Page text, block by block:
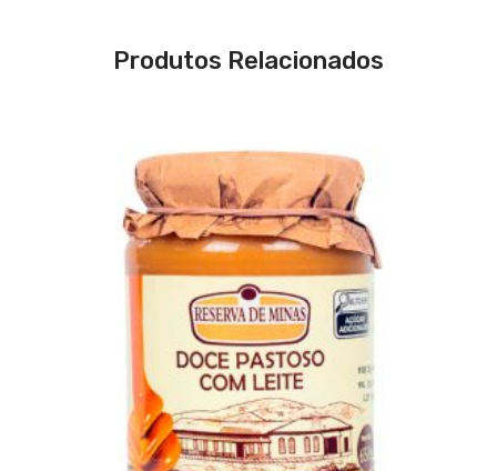
Produtos Relacionados